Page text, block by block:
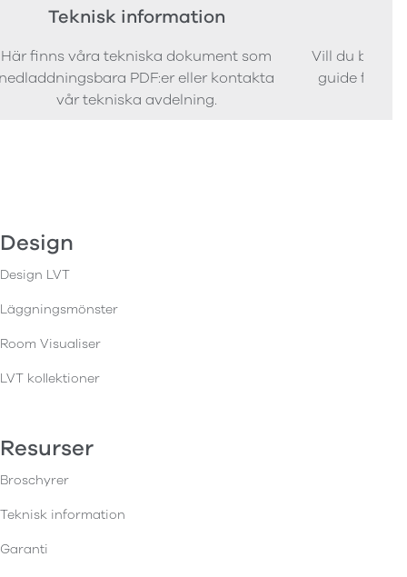
Teknisk information
Här finns våra tekniska dokument som
PDF:er eller kontakta
vår tekniska avdelning.
Vill du
guide för
Design
Design LVT
Läggningsmönster
Room Visualiser
LVT kollektioner
Resurser
Broschyrer
Teknisk information
Garanti